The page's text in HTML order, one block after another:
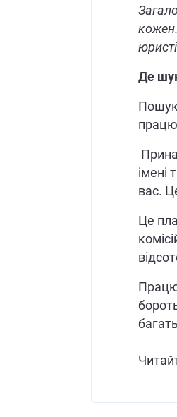
Де
Пошук
імені
вас.
Це